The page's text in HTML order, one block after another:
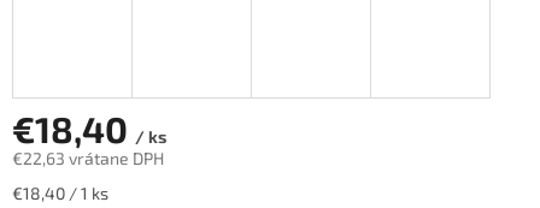
€18,40 / ks
€22,63 vrátane DPH
Jednotková
€18,40 / 1 ks